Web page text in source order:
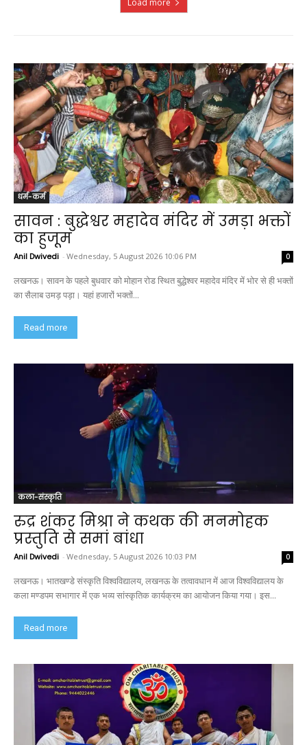
Load more
धर्म-कर्म
सावन : बुद्धेश्वर महादेव मंदिर में उमड़ा भक्तों
का हुजूम
Anil Dwivedi - Wednesday, 5 August 2026 10:06 PM 0
लखनऊ। सावन के पहले बुधवार को मोहान रोड स्थित बुद्धेश्वर महादेव मंदिर में भोर से ही भक्तों
का सैलाब उमड़ पड़ा। यहां हजारों भक्तों...
Read more
कला-संस्कृति
रुद्र शंकर मिश्रा ने कथक की मनमोहक
प्रस्तुति से समां बांधा
Anil Dwivedi - Wednesday, 5 August 2026 10:03 PM 0
लखनऊ। भातखण्डे संस्कृति विश्वविद्यालय, लखनऊ के तत्वावधान में आज विश्वविद्यालय के
कला मण्डपम सभागार में एक भव्य सांस्कृतिक कार्यक्रम का आयोजन किया गया। इस...
Read more